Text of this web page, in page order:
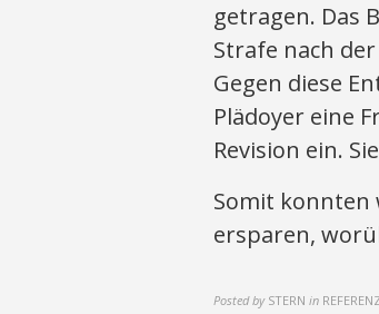
getragen. Das
Strafe nach
Gegen diese
Plädoyer eine
Revision ein.
Somit konnten
ersparen,
Posted by STERN in